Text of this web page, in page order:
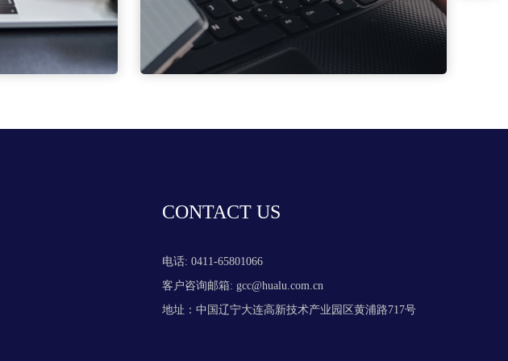
CONTACT US
电话: 0411-65801066
客户咨询邮箱: gcc@hualu.com.cn
地址：中国辽宁大连高新技术产业园区黄浦路717号